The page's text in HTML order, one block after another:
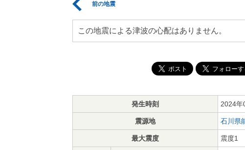
前の地震
この地震による津波の心配はありません。
発生時刻 2024年
震源地 石川県
最大震度 震度1